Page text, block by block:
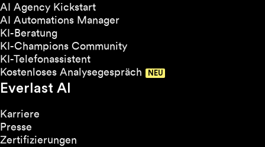
AI Agency Kickstart
AI Automations Manager
KI-Beratung
KI-Champions Community
KI-Telefonassistent
Kostenloses Analysegespräch
Everlast AI
Karriere
Presse
Zertifizierungen